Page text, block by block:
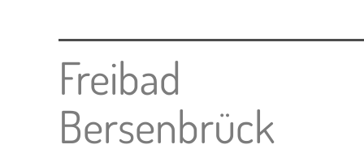
Freibad
Bersenbrück